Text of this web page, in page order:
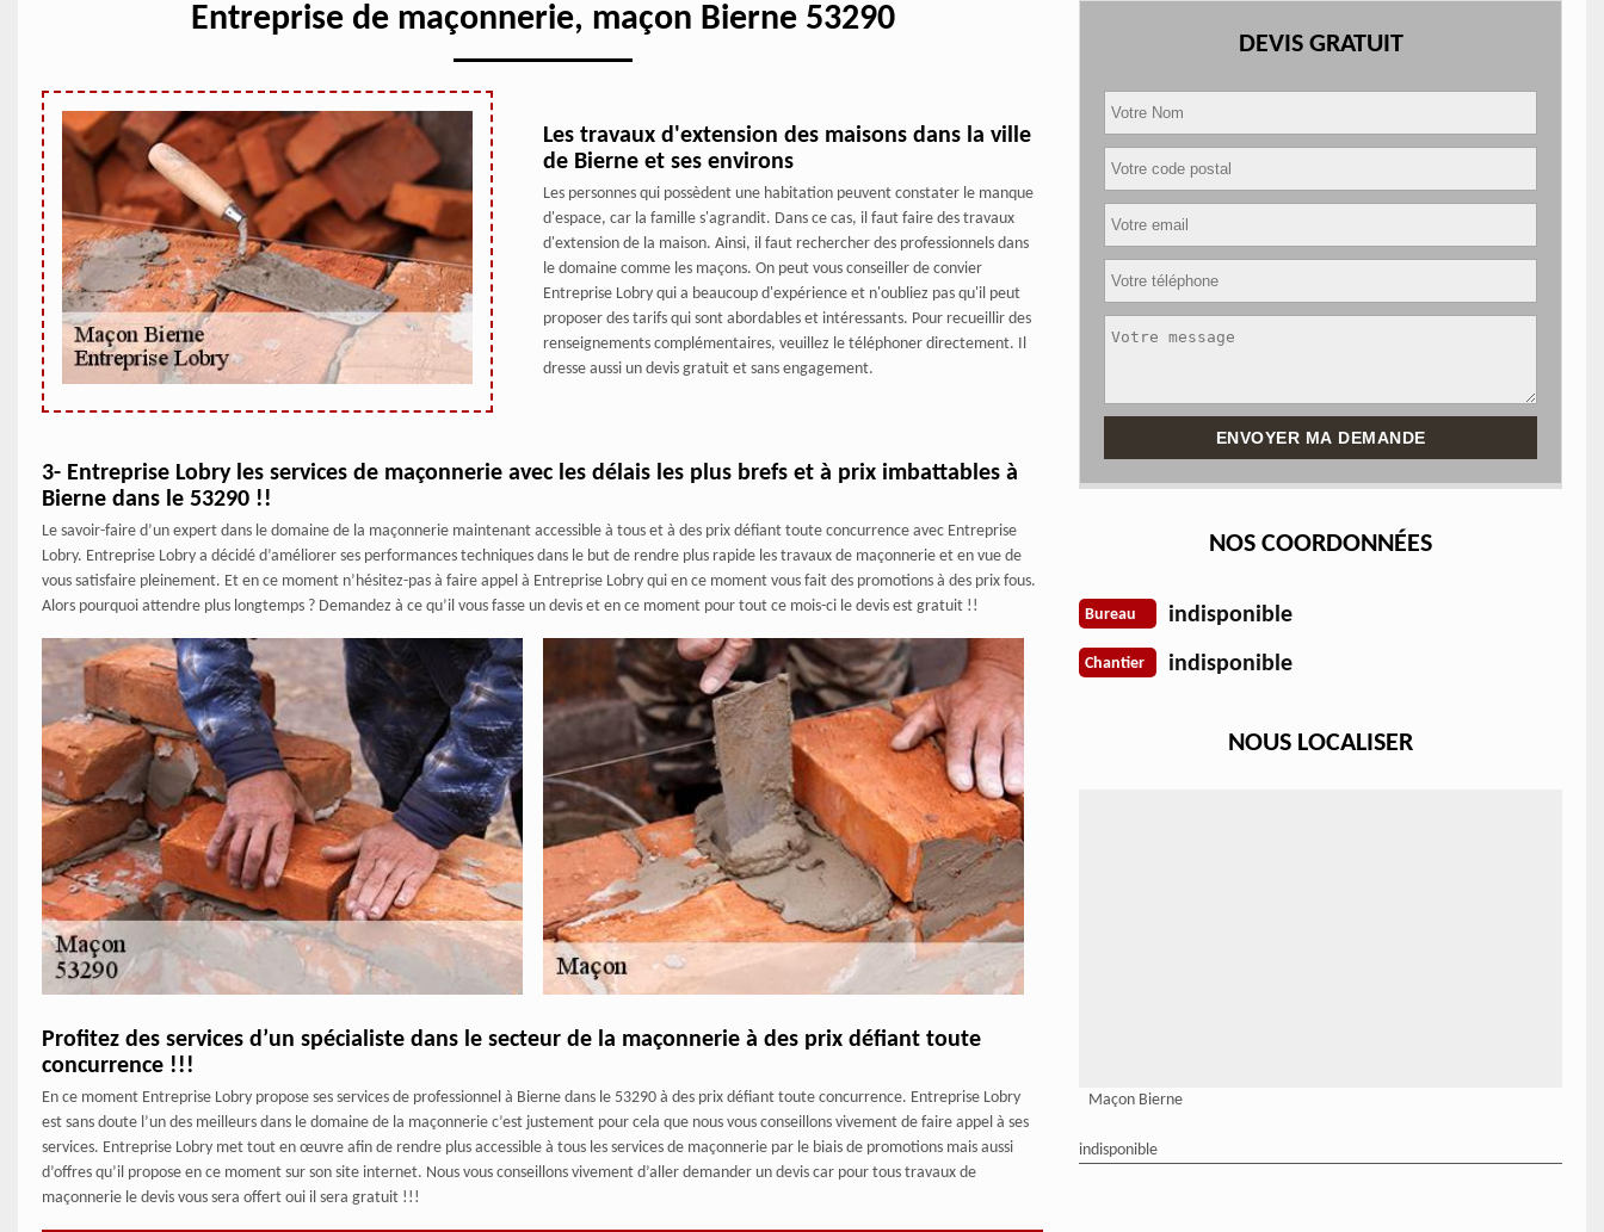
Entreprise de maçonnerie, maçon Bierne 53290
Les travaux d'extension des maisons dans la ville
de Bierne et ses environs
Les personnes qui possèdent une habitation peuvent constater le manque
d'espace, car la famille s'agrandit. Dans ce cas, il faut faire des travaux
d'extension de la maison. Ainsi, il faut rechercher des professionnels dans
le domaine comme les maçons. On peut vous conseiller de convier
Entreprise Lobry qui a beaucoup d'expérience et n'oubliez pas qu'il peut
proposer des tarifs qui sont abordables et intéressants. Pour recueillir des
renseignements complémentaires, veuillez le téléphoner directement. Il
dresse aussi un devis gratuit et sans engagement.
3- Entreprise Lobry les services de maçonnerie avec les délais les plus brefs et à prix imbattables à
Bierne dans le 53290 !!
Le savoir-faire d’un expert dans le domaine de la maçonnerie maintenant accessible à tous et à des prix défiant toute concurrence avec Entreprise
Lobry. Entreprise Lobry a décidé d’améliorer ses performances techniques dans le but de rendre plus rapide les travaux de maçonnerie et en vue de
vous satisfaire pleinement. Et en ce moment n’hésitez-pas à faire appel à Entreprise Lobry qui en ce moment vous fait des promotions à des prix fous.
Alors pourquoi attendre plus longtemps ? Demandez à ce qu’il vous fasse un devis et en ce moment pour tout ce mois-ci le devis est gratuit !!
Profitez des services d’un spécialiste dans le secteur de la maçonnerie à des prix défiant toute
concurrence !!!
En ce moment Entreprise Lobry propose ses services de professionnel à Bierne dans le 53290 à des prix défiant toute concurrence. Entreprise Lobry
est sans doute l’un des meilleurs dans le domaine de la maçonnerie c’est justement pour cela que nous vous conseillons vivement de faire appel à ses
services. Entreprise Lobry met tout en œuvre afin de rendre plus accessible à tous les services de maçonnerie par le biais de promotions mais aussi
d’offres qu’il propose en ce moment sur son site internet. Nous vous conseillons vivement d’aller demander un devis car pour tous travaux de
maçonnerie le devis vous sera offert oui il sera gratuit !!!
DEVIS GRATUIT
NOS COORDONNÉES
Bureau indisponible
Chantier indisponible
NOUS LOCALISER
Maçon Bierne
indisponible